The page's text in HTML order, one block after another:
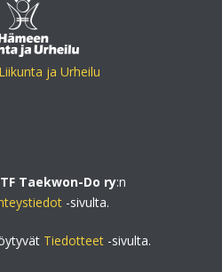
ja Urheilu
Taekwon-Do ry:n
-sivulta.
Tiedotteet -sivulta.